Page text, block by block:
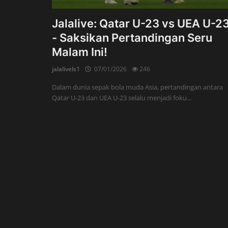
Jalalive: Qatar U-23 vs UEA U-
- Saksikan Pertandingan Seru
Malam Ini!
jalalivels1 07/01/2026 246
Dalam dunia sepak bola muda Asia, pertandingan antara
Qatar U-23 dan UEA U-23 selalu menjadi foku...